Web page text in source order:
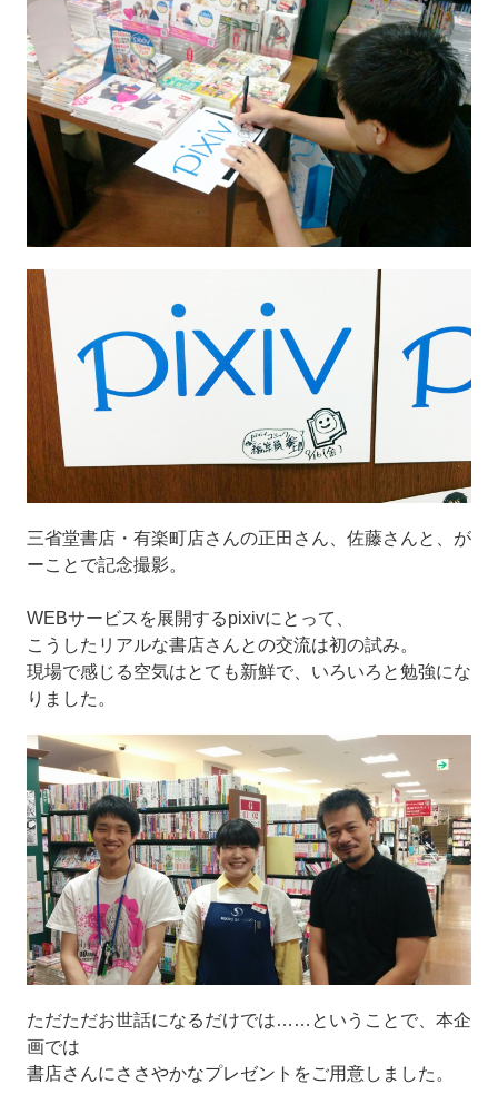
三省堂書店・有楽町店さんの正田さん、佐藤さんと、が
ーことで記念撮影。
WEBサービスを展開するpixivにとって、
こうしたリアルな書店さんとの交流は初の試み。
現場で感じる空気はとても新鮮で、いろいろと勉強にな
りました。
ただただお世話になるだけでは……ということで、本企
画では
書店さんにささやかなプレゼントをご用意しました。